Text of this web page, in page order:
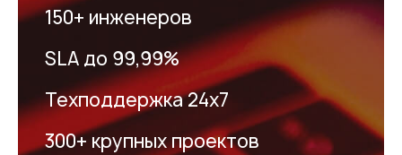
150+ инженеров
SLA до 99,99%
Техподдержка 24х7
300+ крупных проектов